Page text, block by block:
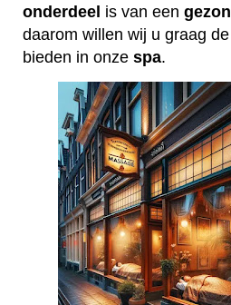
onderdeel is van een
daarom willen wij u graag de
bieden in onze spa.